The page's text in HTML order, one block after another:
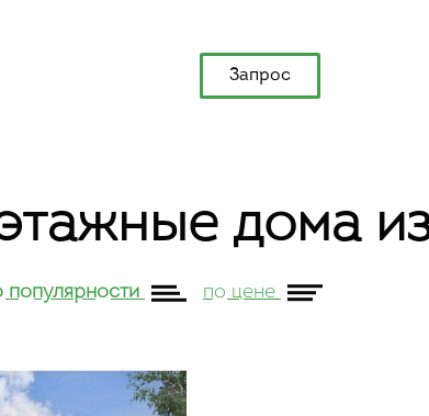
Запрос
дома
популярности по цене